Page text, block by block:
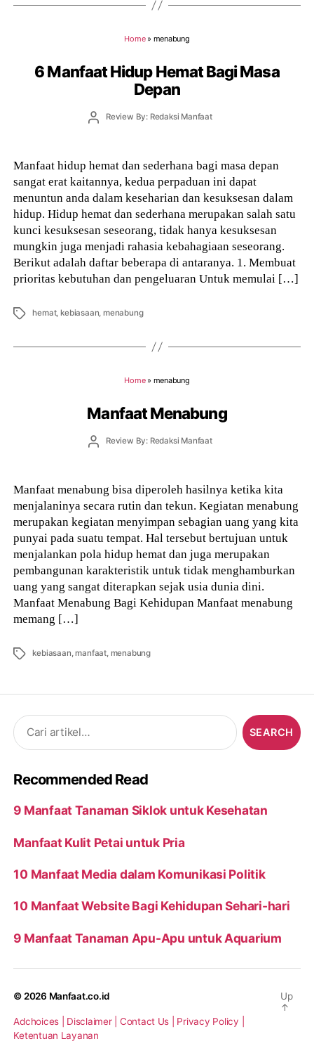
Home» menabung
6 Manfaat Hidup Hemat Bagi Masa
Depan
PostReview By: Redaksi Manfaat
Manfaat hidup hemat dan sederhana bagi masa depan
sangat erat kaitannya, kedua perpaduan ini dapat
menuntun anda dalam keseharian dan kesuksesan dalam
hidup. Hidup hemat dan sederhana merupakan salah satu
kunci kesuksesan seseorang, tidak hanya kesuksesan
mungkin juga menjadi rahasia kebahagiaan seseorang.
Berikut adalah daftar beberapa di antaranya. 1. Membuat
prioritas kebutuhan dan pengeluaran Untuk memulai […]
Tags hemat, kebiasaan, menabung
Home» menabung
Manfaat Menabung
PostReview By: Redaksi Manfaat
Manfaat menabung bisa diperoleh hasilnya ketika kita
menjalaninya secara rutin dan tekun. Kegiatan menabung
merupakan kegiatan menyimpan sebagian uang yang kita
punyai pada suatu tempat. Hal tersebut bertujuan untuk
menjalankan pola hidup hemat dan juga merupakan
pembangunan karakteristik untuk tidak menghamburkan
uang yang sangat diterapkan sejak usia dunia dini.
Manfaat Menabung Bagi Kehidupan Manfaat menabung
memang […]
Tags kebiasaan,manfaat, menabung
Search
for:
Recommended Read
9 Manfaat Tanaman Siklok untuk Kesehatan
Manfaat Kulit Petai untuk Pria
10 Manfaat Media dalam Komunikasi Politik
10 Manfaat Website Bagi Kehidupan Sehari-hari
9 Manfaat Tanaman Apu-Apu untuk Aquarium
© 2026 Manfaat.co.id
Adchoices | Disclaimer | Contact Us | Privacy Policy |
Ketentuan Layanan
Up
↑